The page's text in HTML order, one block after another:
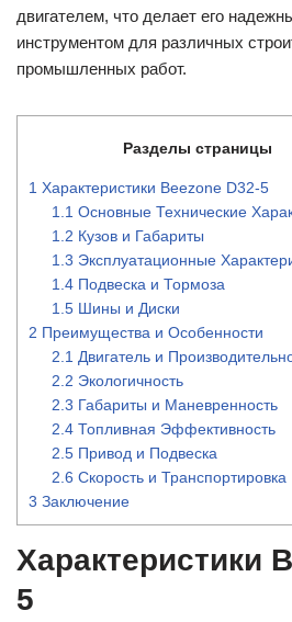
двигателем, что делает его
инструментом для различных
промышленных работ.
Разделы страницы
1 Характеристики Beezone D32-5
1.1 Основные Технические
1.2 Кузов и Габариты
1.3 Эксплуатационные
1.4 Подвеска и Тормоза
1.5 Шины и Диски
2 Преимущества и Особенности
2.1 Двигатель и
2.2 Экологичность
2.3 Габариты и Маневренность
2.4 Топливная Эффективность
2.5 Привод и Подвеска
2.6 Скорость и Транспортировка
3 Заключение
Характеристики
5